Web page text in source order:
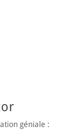
géniale :